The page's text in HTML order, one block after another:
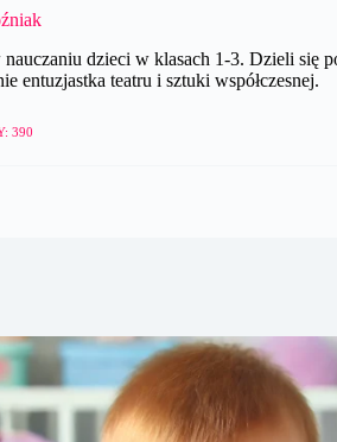
dzieci w klasach 1-3. Dzieli się
entuzjastka teatru i sztuki współczesnej.
390